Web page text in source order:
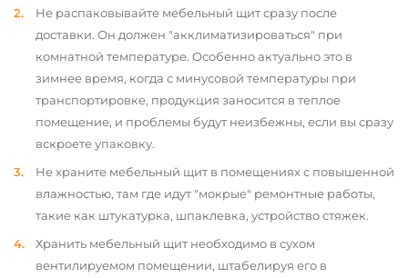
Не распаковывайте мебельный щит сразу после
доставки. Он должен "акклиматизироваться" при
комнатной температуре. Особенно актуально это в
зимнее время, когда с минусовой температуры при
транспортировке, продукция заносится в теплое
помещение, и проблемы будут неизбежны, если вы сразу
вскроете упаковку.
Не храните мебельный щит в помещениях с повышенной
влажностью, там где идут "мокрые" ремонтные работы,
такие как штукатурка, шпаклевка, устройство стяжек.
Хранить мебельный щит необходимо в сухом
вентилируемом помещении, штабелируя его в